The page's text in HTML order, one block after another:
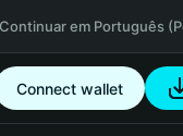
Continuar em Português
Connect wallet